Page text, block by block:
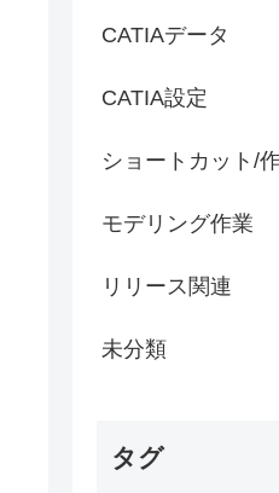
CATIAデータ
CATIA設定
ショートカット/
モデリング作業
リリース関連
未分類
タグ